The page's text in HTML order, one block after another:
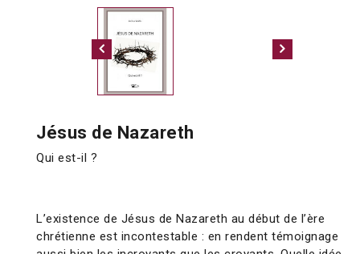
Jésus de Nazareth
Qui est-il ?
L’existence de Jésus de Nazareth au début de l’ère
chrétienne est incontestable : en rendent témoignage